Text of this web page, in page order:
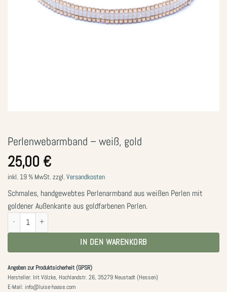
Perlenwebarmband – weiß, gold
25,00 €
inkl. 19 % MwSt. zzgl. Versandkosten
Schmales, handgewebtes Perlenarmband aus weißen Perlen mit
goldener Außenkante aus goldfarbenen Perlen.
Perlenwebarmband – weiß, gold Menge
IN DEN WARENKORB
Angaben zur Produktsicherheit (GPSR)
Hersteller: Irit Völzke, Hochlandstr. 26, 35279 Neustadt (Hessen)
E-Mail: info@luise-haase.com